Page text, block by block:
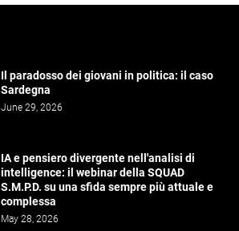
Il paradosso dei giovani in politica: il caso
Sardegna
June 29, 2026
IA e pensiero divergente nell'analisi di
intelligence: il webinar della SQUAD
S.M.P.D. su una sfida sempre più attuale e
complessa
May 28, 2026